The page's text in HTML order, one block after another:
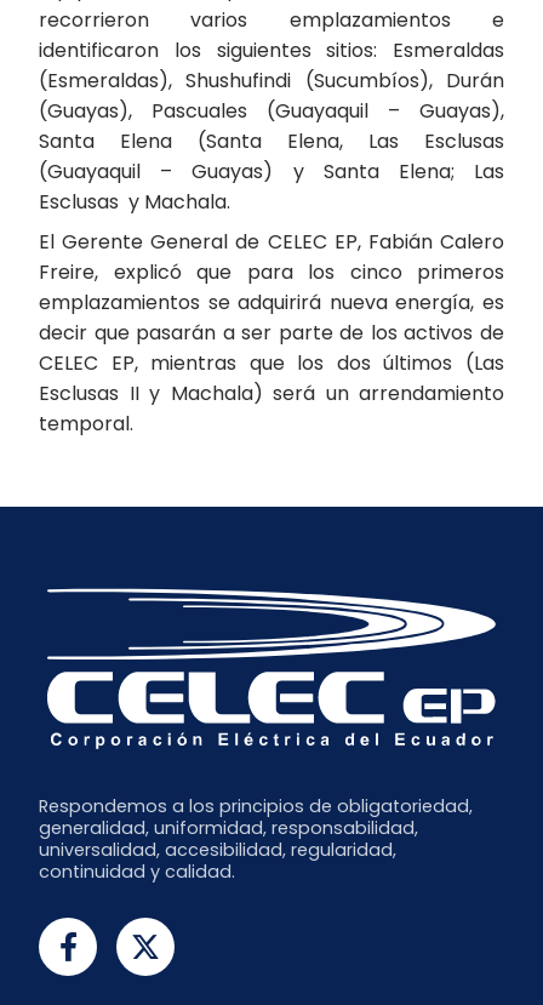
recorrieron varios emplazamientos e
identificaron los siguientes sitios: Esmeraldas
(Esmeraldas), Shushufindi (Sucumbíos), Durán
(Guayas), Pascuales (Guayaquil – Guayas),
Santa Elena (Santa Elena, Las Esclusas
(Guayaquil – Guayas) y Santa Elena; Las
Esclusas y Machala.
El Gerente General de CELEC EP, Fabián Calero
Freire, explicó que para los cinco primeros
emplazamientos se adquirirá nueva energía, es
decir que pasarán a ser parte de los activos de
CELEC EP, mientras que los dos últimos (Las
Esclusas II y Machala) será un arrendamiento
temporal.
Respondemos a los principios de obligatoriedad,
generalidad, uniformidad, responsabilidad,
universalidad, accesibilidad, regularidad,
continuidad y calidad.